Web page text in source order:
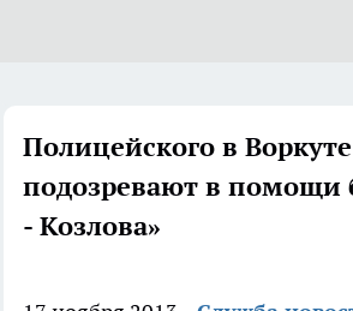
Полицейского в Воркуте
подозревают в помощи
- Козлова»